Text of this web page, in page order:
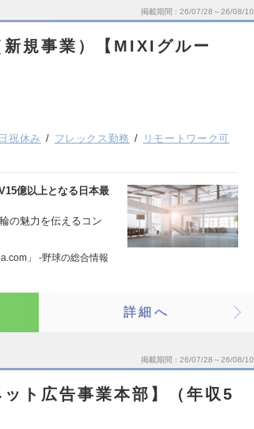
掲載期間 26/07/28～26/08/10
規事業）【MIXIグルー
祝休み フレックス勤務
リモートワーク可
億以上となる日本最
の魅力を伝えるコン
」 -野球の総合情報
詳細へ
掲載期間 26/07/28～26/08/10
ト広告事業本部】（年収5